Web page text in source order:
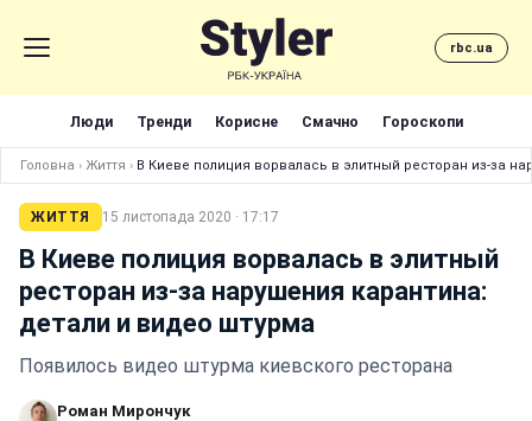
rbc.ua
Люди Тренди Корисне Смачно Гороскопи
Головна › Життя › В Киеве полиция ворвалась в элитный ресторан из-за
ЖИТТЯ 15 листопада 2020 · 17:17
В Киеве полиция ворвалась в элитный
ресторан из-за нарушения карантина:
детали и видео штурма
Появилось видео штурма киевского ресторана
Роман Мирончук